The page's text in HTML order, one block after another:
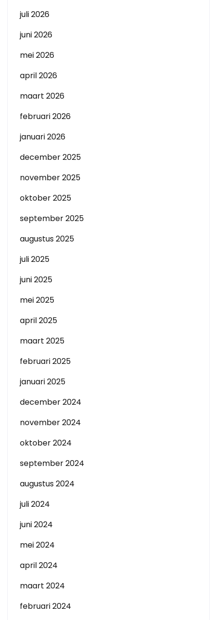
juli 2026
juni 2026
mei 2026
april 2026
maart 2026
februari 2026
januari 2026
december 2025
november 2025
oktober 2025
september 2025
augustus 2025
juli 2025
juni 2025
mei 2025
april 2025
maart 2025
februari 2025
januari 2025
december 2024
november 2024
oktober 2024
september 2024
augustus 2024
juli 2024
juni 2024
mei 2024
april 2024
maart 2024
februari 2024